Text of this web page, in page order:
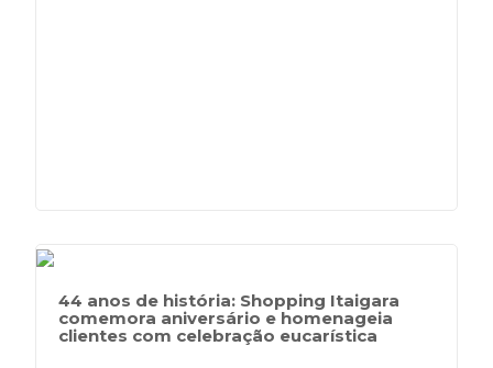
44 anos de história: Shopping Itaigara
comemora aniversário e homenageia
clientes com celebração eucarística